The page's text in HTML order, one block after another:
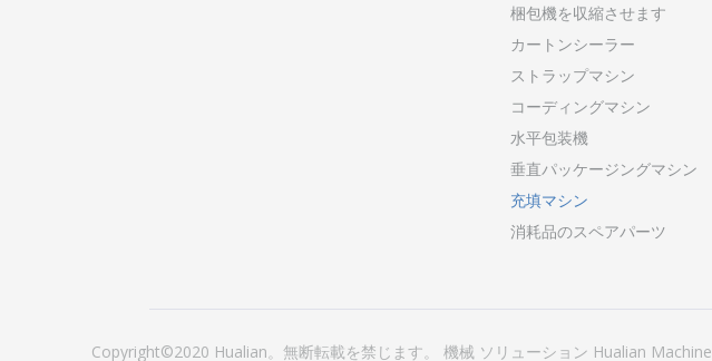
梱包機を収縮させます
カートンシーラー
ストラップマシン
コーディングマシン
水平包装機
垂直パッケージングマシン
充填マシン
消耗品のスペアパーツ
Copyright©2020 Hualian。無断転載を禁じます。 機械 ソリューション Hualian